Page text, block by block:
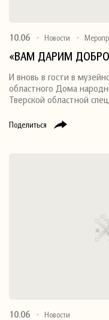
Поделиться
10.06 Новости
«ВАМ ДАРИМ
И вновь в гости в
областного Дома
Тверской областной
10.06 Новости